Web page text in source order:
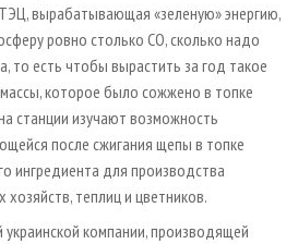
вырабатывающая «зеленую» энергию,
ровно столько CO, сколько надо
то есть чтобы вырастить за год такое
которое было сожжено в топке
станции изучают возможность
после сжигания щепы в топке
ингредиента для производства
теплиц и цветников.
украинской компании, производящей